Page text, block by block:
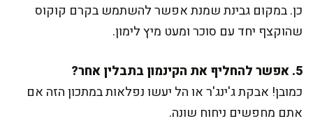
כן. במקום גבינת שמנת אפשר להשתמש בקרם קוקוס
שהוקצף יחד עם סוכר ומעט מיץ לימון.
5. אפשר להחליף את הקינמון בתבלין אחר?
כמובן! אבקת ג'ינג'ר או הל יעשו נפלאות במתכון הזה אם
אתם מחפשים ניחוח שונה.